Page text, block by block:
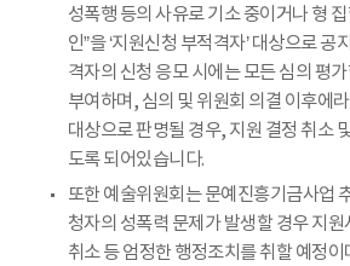
성폭행 등의 사유로 기소 중이거나 형
인”을 ‘지원신청 부적격자’ 대상으로 공
격자의 신청 응모 시에는 모든 심의 평
부여하며, 심의 및 위원회 의결 이후에
대상으로 판명될 경우, 지원 결정 취소
도록 되어있습니다.
또한 예술위원회는 문예진흥기금사업
청자의 성폭력 문제가 발생할 경우 지
취소 등 엄정한 행정조치를 취할 예정